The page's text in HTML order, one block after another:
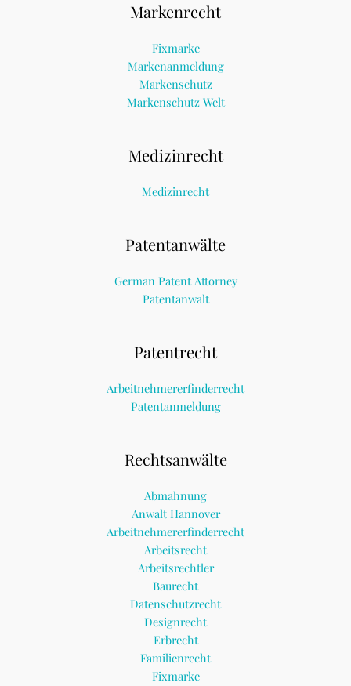
Markenrecht
Fixmarke
Markenanmeldung
Markenschutz
Markenschutz Welt
Medizinrecht
Medizinrecht
Patentanwälte
German Patent Attorney
Patentanwalt
Patentrecht
Arbeitnehmererfinderrecht
Patentanmeldung
Rechtsanwälte
Abmahnung
Anwalt Hannover
Arbeitnehmererfinderrecht
Arbeitsrecht
Arbeitsrechtler
Baurecht
Datenschutzrecht
Designrecht
Erbrecht
Familienrecht
Fixmarke